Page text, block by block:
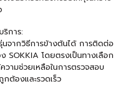
การ:
จากวิธีการข้างต้นได้ การติดต่อ
SOKKIA โดยตรงเป็นทางเลือก
วามช่วยเหลือในการตรวจสอบ
ต้องและรวดเร็ว